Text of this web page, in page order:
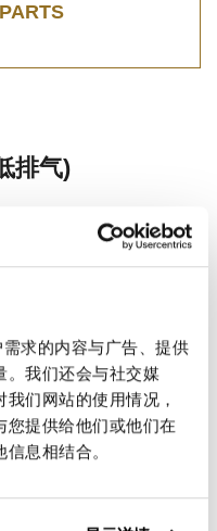
求的内容与广告、提供
。我们还会与社交媒
们网站的使用情况，
您提供给他们或他们在
息相结合。
排气)